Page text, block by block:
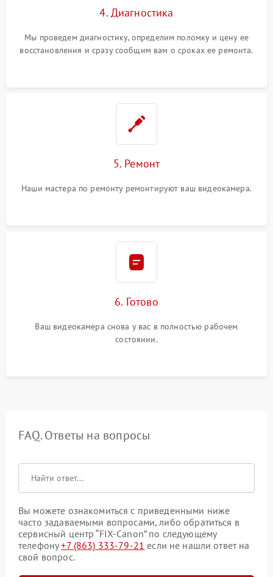
4. Диагностика
Мы проведем диагностику, определим поломку и цену ее
восстановления и сразу сообщим вам о сроках ее ремонта.
5. Ремонт
Наши мастера по ремонту ремонтируют ваш видеокамера.
6. Готово
Ваш видеокамера снова у вас в полностью рабочем
состоянии.
FAQ. Ответы на вопросы
Вы можете ознакомиться с приведенными ниже
часто задаваемыми вопросами, либо обратиться в
сервисный центр “FIX-Canon” по следующему
телефону+7 (863) 333-79-21 если не нашли ответ на
свой вопрос.